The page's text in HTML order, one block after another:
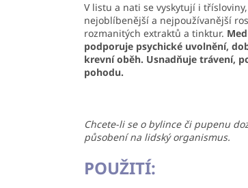
V listu a nati se vyskytují i
nejoblíbenější a nejpoužívanější
rozmanitých extraktů a tinktur.
podporuje psychické uvolnění,
krevní oběh. Usnadňuje trávení,
pohodu.
Chcete-li se o bylince či pupenu
působení na lidský organismus.
POUŽITÍ: